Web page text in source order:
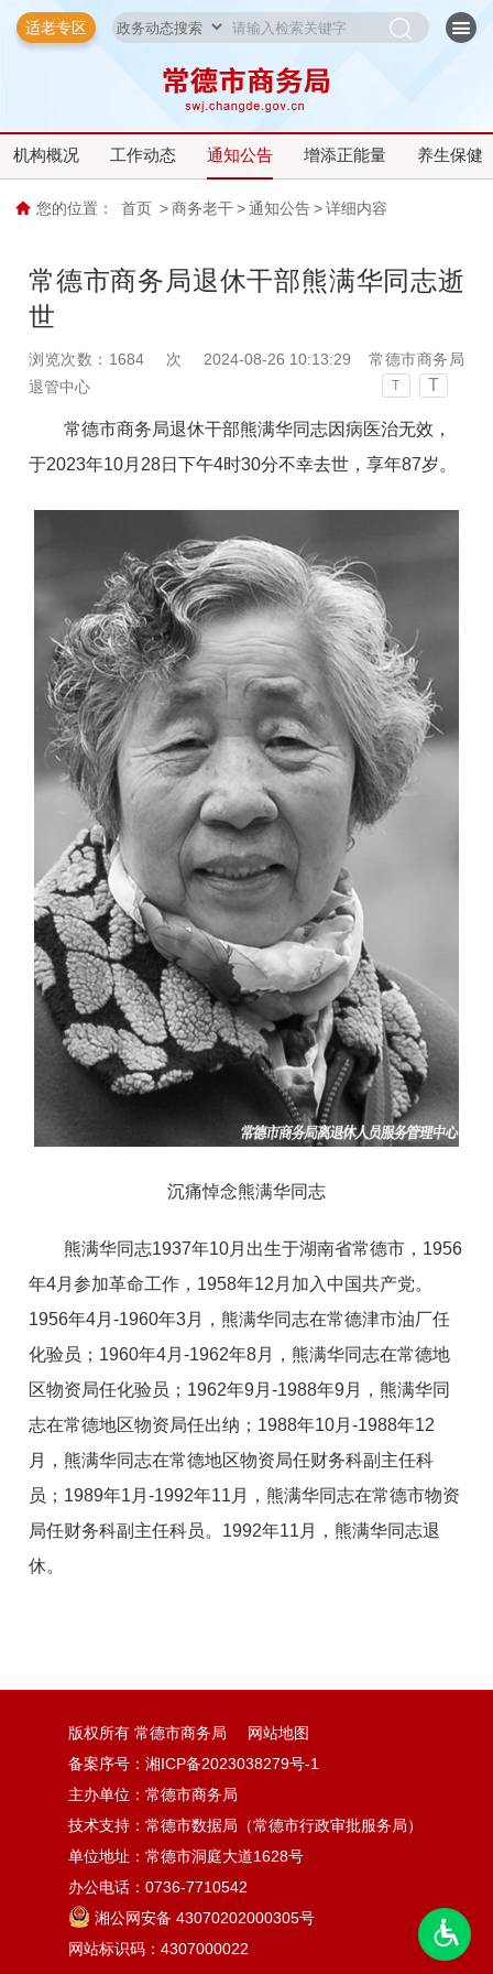
适老专区
机构概况 工作动态 通知公告 增添正能量 养生保健
您的位置： 首页 > 商务老干 > 通知公告 > 详细内容
常德市商务局退休干部熊满华同志逝
世
浏览次数： 1684 次 2024-08-26 10:13:29
常德市商务局
退管中心
T T
常德市商务局退休干部熊满华同志因病医治无效，
于2023年10月28日下午4时30分不幸去世，享年87岁。
沉痛悼念熊满华同志
熊满华同志1937年10月出生于湖南省常德市，1956
年4月参加革命工作，1958年12月加入中国共产党。
1956年4月-1960年3月，熊满华同志在常德津市油厂任
化验员；1960年4月-1962年8月，熊满华同志在常德地
区物资局任化验员；1962年9月-1988年9月，熊满华同
志在常德地区物资局任出纳；1988年10月-1988年12
月，熊满华同志在常德地区物资局任财务科副主任科
员；1989年1月-1992年11月，熊满华同志在常德市物资
局任财务科副主任科员。1992年11月，熊满华同志退
休。
版权所有 常德市商务局
网站地图
备案序号： 湘ICP备2023038279号-1
主办单位：常德市商务局
技术支持：常德市数据局（常德市行政审批服务局）
单位地址：常德市洞庭大道1628号
办公电话：0736-7710542
湘公网安备 43070202000305号
网站标识码：4307000022